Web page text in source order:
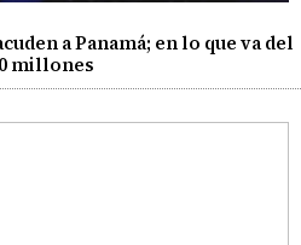
a Panamá; en lo que va del
millones